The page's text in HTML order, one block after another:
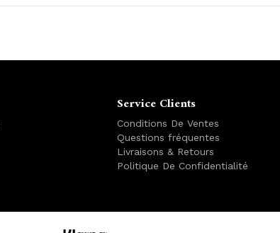
Service Clients
Conditions De Ventes
Questions fréquentes
Livraisons & Retours
Politique De Confidentialité